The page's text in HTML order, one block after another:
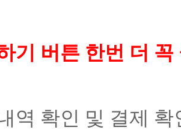
기 버튼 한번 더 꼭
역 확인 및 결제